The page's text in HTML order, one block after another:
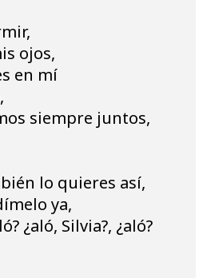
ojos,
en mí
siempre juntos,
lo quieres así,
ya,
¿aló, Silvia?, ¿aló?